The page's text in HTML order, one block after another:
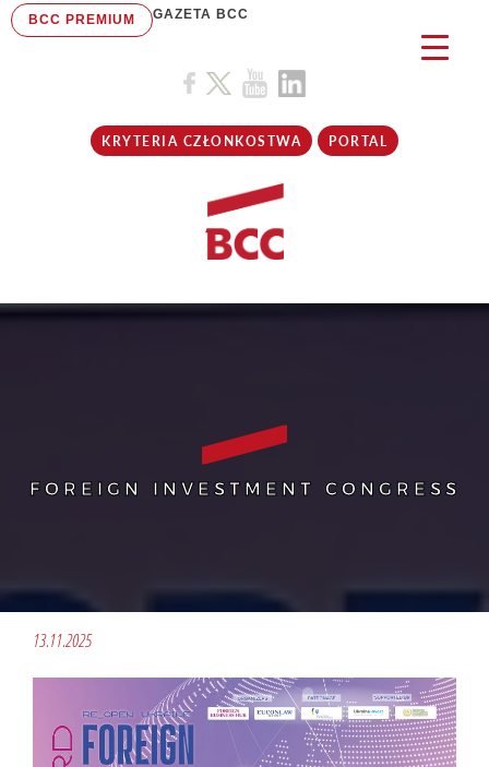
BCC PREMIUM GAZETA BCC
KRYTERIA CZŁONKOSTWA PORTAL
FOREIGN INVESTMENT CONGRESS
13.11.2025